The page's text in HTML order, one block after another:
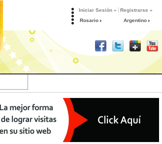
Iniciar Sesión »
Registrarse »
Rosario
Argentino